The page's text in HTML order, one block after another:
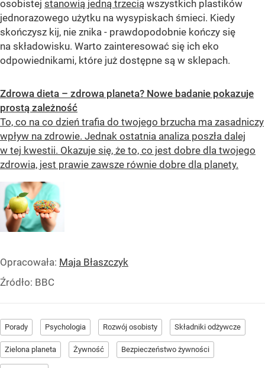
osobistej stanowią jedną trzecią wszystkich plastików
jednorazowego użytku na wysypiskach śmieci. Kiedy
skończysz kij, nie znika - prawdopodobnie kończy się
na składowisku. Warto zainteresować się ich eko
odpowiednikami, które już dostępne są w sklepach.
Zdrowa dieta – zdrowa planeta? Nowe badanie pokazuje
prostą zależność
To, co na co dzień trafia do twojego brzucha ma zasadniczy
wpływ na zdrowie. Jednak ostatnia analiza poszła dalej
w tej kwestii. Okazuje się, że to, co jest dobre dla twojego
zdrowia, jest prawie zawsze równie dobre dla planety.
Opracowała: Maja Błaszczyk
Źródło: BBC
Porady Psychologia Rozwój osobisty Składniki odżywcze
Zielona planeta Żywność Bezpieczeństwo żywności